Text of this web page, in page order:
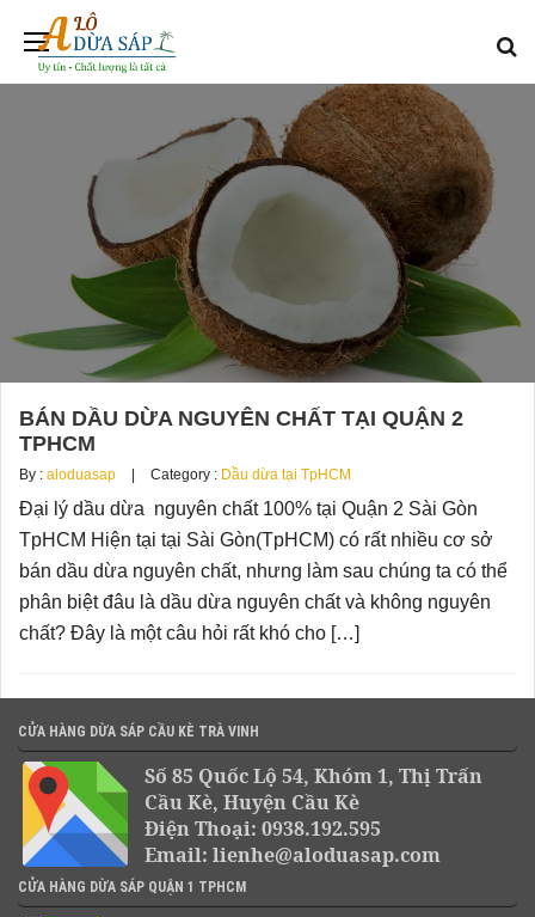
BÁN DẦU DỪA NGUYÊN CHẤT TẠI QUẬN 2
TPHCM
By : aloduasap Category : Dầu dừa tại TpHCM
Đại lý dầu dừa nguyên chất 100% tại Quận 2 Sài Gòn
TpHCM Hiện tại tại Sài Gòn(TpHCM) có rất nhiều cơ sở
bán dầu dừa nguyên chất, nhưng làm sau chúng ta có thể
phân biệt đâu là dầu dừa nguyên chất và không nguyên
chất? Đây là một câu hỏi rất khó cho […]
CỬA HÀNG DỪA SÁP CẦU KÈ TRÀ VINH
Số 85 Quốc Lộ 54, Khóm 1, Thị Trấn
Cầu Kè, Huyện Cầu Kè
Điện Thoại: 0938.192.595
Email: lienhe@aloduasap.com
CỬA HÀNG DỪA SÁP QUẬN 1 TPHCM